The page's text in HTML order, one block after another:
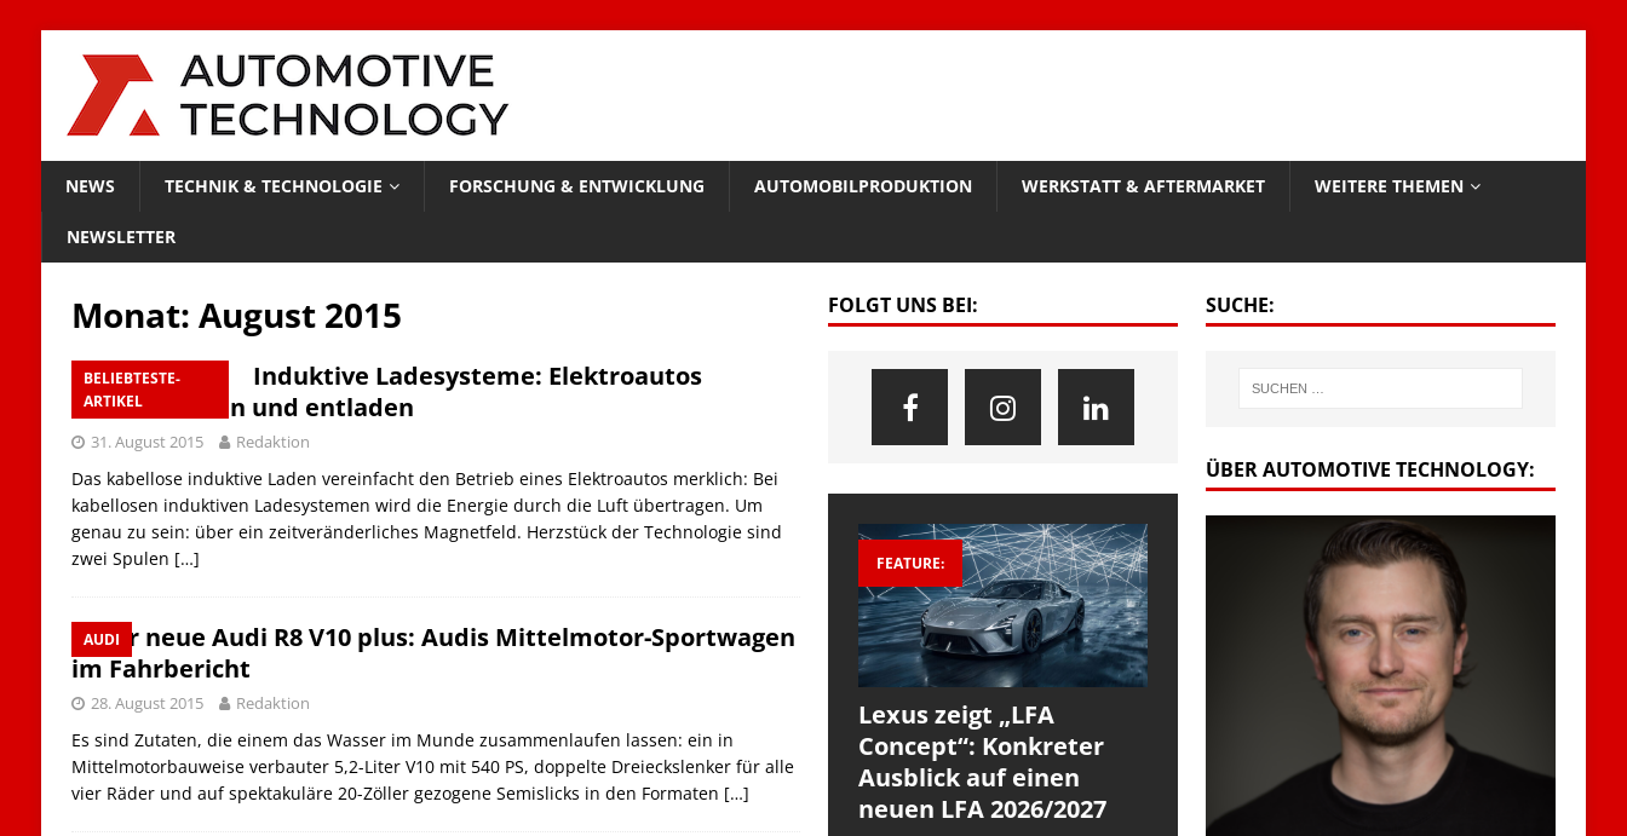
NEWS TECHNIK & TECHNOLOGIE FORSCHUNG & ENTWICKLUNG AUTOMOBILPRODUKTION WERKSTATT & AFTERMARKET WEITERE THEMEN
NEWSLETTER
Monat: August 2015
BELIEBTESTE-
ARTIKEL
Induktive Ladesysteme: Elektroautos
kabellos laden und entladen
31. August 2015 Redaktion
Das kabellose induktive Laden vereinfacht den Betrieb eines Elektroautos merklich: Bei
kabellosen induktiven Ladesystemen wird die Energie durch die Luft übertragen. Um
genau zu sein: über ein zeitveränderliches Magnetfeld. Herzstück der Technologie sind
zwei Spulen […]
AUDI
Der neue Audi R8 V10 plus: Audis Mittelmotor-Sportwagen
im Fahrbericht
28. August 2015 Redaktion
Es sind Zutaten, die einem das Wasser im Munde zusammenlaufen lassen: ein in
Mittelmotorbauweise verbauter 5,2-Liter V10 mit 540 PS, doppelte Dreieckslenker für alle
vier Räder und auf spektakuläre 20-Zöller gezogene Semislicks in den Formaten […]
FOLGT UNS BEI:
FEATURE:
Lexus zeigt „LFA
Concept“: Konkreter
Ausblick auf einen
neuen LFA 2026/2027
SUCHE:
ÜBER AUTOMOTIVE TECHNOLOGY: